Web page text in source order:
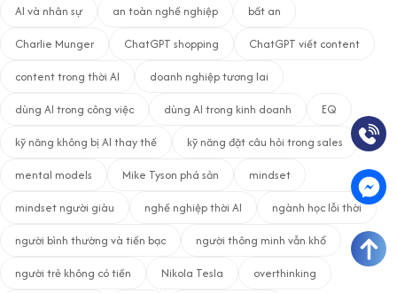
AI và nhân sự
an toàn nghề nghiệp
bất an
Charlie Munger
ChatGPT shopping
ChatGPT viết content
content trong thời AI
doanh nghiệp tương lai
dùng AI trong công việc
dùng AI trong kinh doanh
EQ
kỹ năng không bị AI thay thế
kỹ năng đặt câu hỏi trong sales
mental models
Mike Tyson phá sản
mindset
mindset người giàu
nghề nghiệp thời AI
ngành học lỗi thời
người bình thường và tiền bạc
người thông minh vẫn khổ
người trẻ không có tiền
Nikola Tesla overthinking